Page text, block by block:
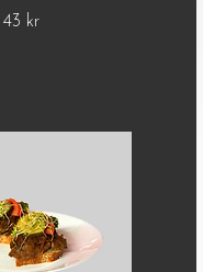
43 kr